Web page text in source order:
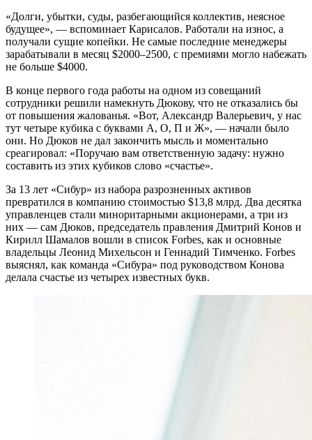
«Долги, убытки, суды, разбегающийся коллектив, неясное
будущее», — вспоминает Карисалов. Работали на износ, а
получали сущие копейки. Не самые последние менеджеры
зарабатывали в месяц $2000–2500, с премиями могло набежать
не больше $4000.
В конце первого года работы на одном из совещаний
сотрудники решили намекнуть Дюкову, что не отказались бы
от повышения жалованья. «Вот, Александр Валерьевич, у нас
тут четыре кубика с буквами А, О, П и Ж», — начали было
они. Но Дюков не дал закончить мысль и моментально
среагировал: «Поручаю вам ответственную задачу: нужно
составить из этих кубиков слово «счастье».
За 13 лет «Сибур» из набора разрозненных активов
превратился в компанию стоимостью $13,8 млрд. Два десятка
управленцев стали миноритарными акционерами, а три из
них — сам Дюков, председатель правления Дмитрий Конов и
Кирилл Шамалов вошли в список Forbes, как и основные
владельцы Леонид Михельсон и Геннадий Тимченко. Forbes
выяснял, как команда «Сибура» под руководством Конова
делала счастье из четырех известных букв.